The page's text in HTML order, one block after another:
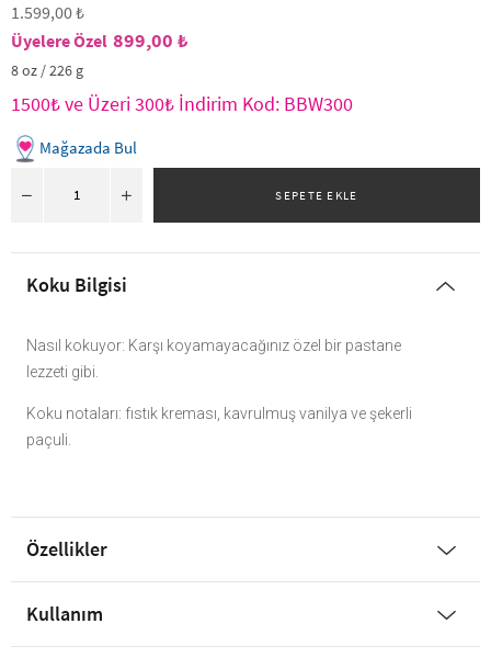
1.599,00 ₺
899,00 ₺
8 oz / 226 g
1500₺ ve Üzeri 300₺ İndirim Kod: BBW300
Mağazada Bul
Koku Bilgisi
Nasıl kokuyor: Karşı koyamayacağınız özel bir pastane
lezzeti gibi.
Koku notaları: fıstık kreması, kavrulmuş vanilya ve şekerli
paçuli.
Özellikler
Kullanım